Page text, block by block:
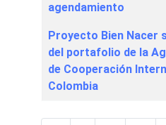
agendamiento
Proyecto Bien Nacer
del portafolio de la
de Cooperación
Colombia